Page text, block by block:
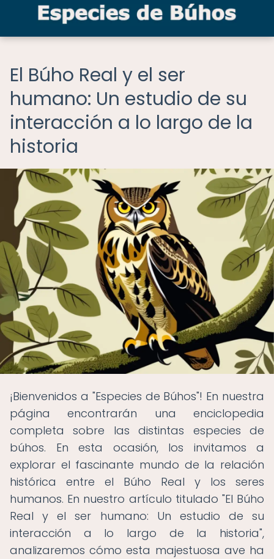
El Búho Real y el ser
humano: Un estudio de su
interacción a lo largo de la
historia
¡Bienvenidos a "Especies de Búhos"! En nuestra
página encontrarán una enciclopedia
completa sobre las distintas especies de
búhos. En esta ocasión, los invitamos a
explorar el fascinante mundo de la relación
histórica entre el Búho Real y los seres
humanos. En nuestro artículo titulado "El Búho
Real y el ser humano: Un estudio de su
interacción a lo largo de la historia",
analizaremos cómo esta majestuosa ave ha